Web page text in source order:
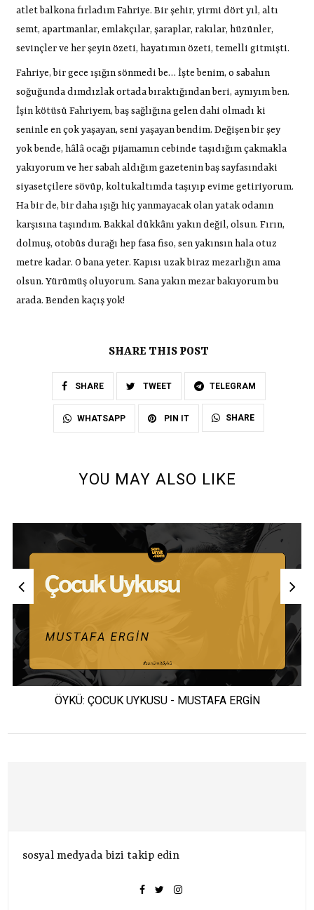
atlet balkona fırladım Fahriye. Bir şehir, yirmi dört yıl, altı
semt, apartmanlar, emlakçılar, şaraplar, rakılar, hüzünler,
sevinçler ve her şeyin özeti, hayatımın özeti, temelli gitmişti.
Fahriye, bir gece ışığın sönmedi be… İşte benim, o sabahın
soğuğunda dımdızlak ortada bıraktığından beri, aynıyım ben.
İşin kötüsü Fahriyem, baş sağlığına gelen dahi olmadı ki
seninle en çok yaşayan, seni yaşayan bendim. Değişen bir şey
yok bende, hâlâ ocağı pijamamın cebinde taşıdığım çakmakla
yakıyorum ve her sabah aldığım gazetenin baş sayfasındaki
siyasetçilere sövüp, koltukaltımda taşıyıp evime getiriyorum.
Ha bir de, bir daha ışığı hiç yanmayacak olan yatak odanın
karşısına taşındım. Bakkal dükkânı yakın değil, olsun. Fırın,
dolmuş, otobüs durağı hep fasa fiso, sen yakınsın hala otuz
metre kadar. O bana yeter. Kapısı uzak biraz mezarlığın ama
olsun. Yürümüş oluyorum. Sana yakın mezar bakıyorum bu
arada. Benden kaçış yok!
SHARE THIS POST
SHARE TWEET TELEGRAM
WHATSAPP PIN IT SHARE
YOU MAY ALSO LIKE
ÖYKÜ: ÇOCUK UYKUSU - MUSTAFA ERGİN
sosyal medyada bizi takip edin